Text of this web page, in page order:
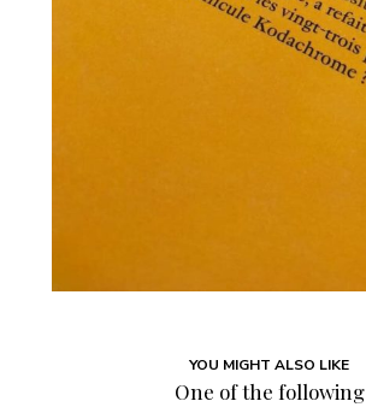
YOU MIGHT ALSO LIKE
One of the following